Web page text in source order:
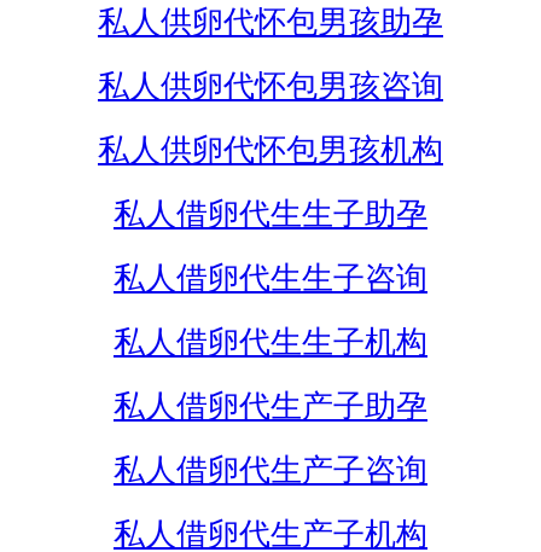
私人供卵代怀包男孩助孕
私人供卵代怀包男孩咨询
私人供卵代怀包男孩机构
私人借卵代生生子助孕
私人借卵代生生子咨询
私人借卵代生生子机构
私人借卵代生产子助孕
私人借卵代生产子咨询
私人借卵代生产子机构